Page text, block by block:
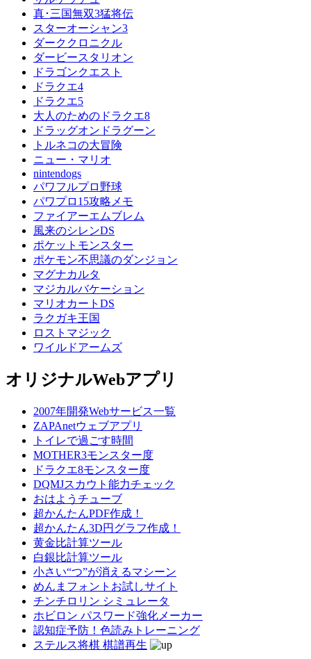
真･三国無双3猛将伝
スターオーシャン3
ダーククロニクル
ダービースタリオン
ドラゴンクエスト
ドラクエ4
ドラクエ5
大人のためのドラクエ8
ドラッグオンドラグーン
トルネコの大冒険
ニュー・マリオ
nintendogs
パワフルプロ野球
パワプロ15攻略メモ
ファイアーエムブレム
風来のシレンDS
ポケットモンスター
ポケモン不思議のダンジョン
マグナカルタ
マジカルバケーション
マリオカートDS
ラクガキ王国
ロストマジック
ワイルドアームズ
オリジナルWebアプリ
2007年開発Webサービス一覧
ZAPAnetウェブアプリ
トイレで過ごす時間
MOTHER3モンスター度
ドラクエ8モンスター度
DQMJスカウト能力チェック
おはようチューブ
超かんたんPDF作成！
超かんたん3D円グラフ作成！
黄金比計算ツール
白銀比計算ツール
小さい“つ”が消えるマシーン
めんまフォントお試しサイト
チンチロリン シミュレータ
ホビロン パスワード強化メーカー
認知症予防！色読みトレーニング
ステルス将棋 棋譜再生